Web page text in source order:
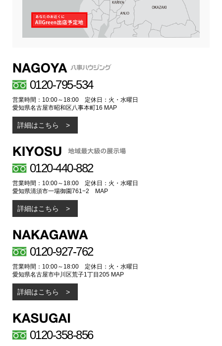
0120-795-534
営業時間：10:00～18:00 定休日：火・水曜日
愛知県名古屋市昭和区八事本町16 MAP
詳細はこちら
0120-440-882
営業時間：10:00～18:00 定休日：火・水曜日
愛知県清須市一場御園761−2
MAP
詳細はこちら
0120-927-762
営業時間：10:00～18:00 定休日：火・水曜日
愛知県名古屋市中川区荒子1丁目205 MAP
詳細はこちら
0120-358-856